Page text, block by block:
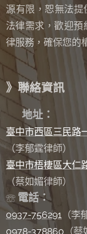
源有限，恕無法
法律需求，歡迎
律服務，確保您的
》聯絡資訊
地址：
臺中市西區三民路
（李郁霆律師）
臺中市梧棲區大仁
（蔡如媚律師）
☏ 電話：
0937-756291 （李
0978-378860 （